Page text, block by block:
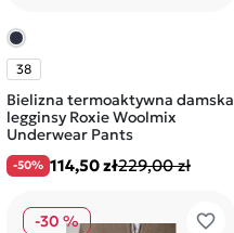
38
Bielizna termoaktywna damska
legginsy Roxie Woolmix
Underwear Pants
-50% 114,50 zł229,00 zł
favorite_border
-30 %